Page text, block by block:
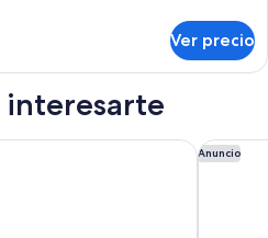
Ver precio
interesarte
Anuncio
Park